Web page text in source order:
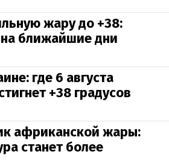
жару до +38:
ближайшие дни
где 6 августа
+38 градусов
африканской жары:
станет более